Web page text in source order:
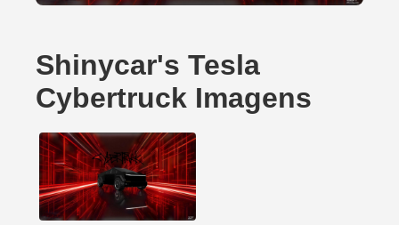
Shinycar's Tesla
Cybertruck Imagens